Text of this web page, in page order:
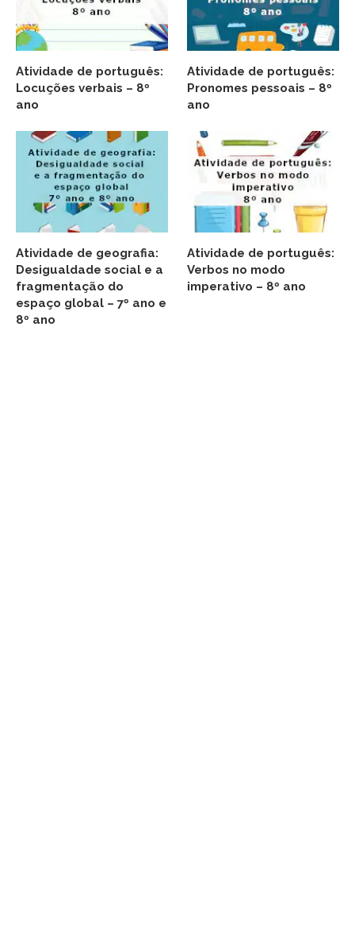
Atividade de português:
Locuções verbais – 8º
ano
Atividade de português:
Pronomes pessoais – 8º
ano
Atividade de geografia:
Desigualdade social e a
fragmentação do
espaço global – 7º ano e
8º ano
Atividade de português:
Verbos no modo
imperativo – 8º ano